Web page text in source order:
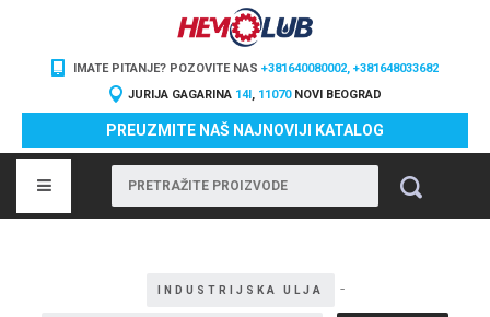
IMATE PITANJE? POZOVITE NAS +381640080002, +381648033682
JURIJA GAGARINA 14I, 11070 NOVI BEOGRAD
PREUZMITE NAŠ NAJNOVIJI KATALOG
INDUSTRIJSKA ULJA -